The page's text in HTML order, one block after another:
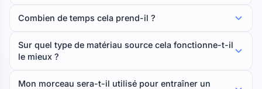
Combien de temps cela prend-il ?
Sur quel type de matériau source cela fonctionne-t-il
le mieux ?
Mon morceau sera-t-il utilisé pour entraîner un